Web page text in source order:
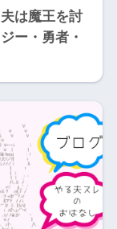
は魔王を討
ー・勇者・